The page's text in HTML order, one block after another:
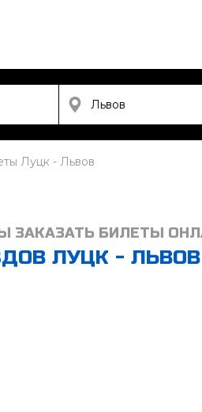
Луцк - Львов
ЗАКАЗАТЬ БИЛЕТЫ
ЛУЦК - ЛЬВОВ